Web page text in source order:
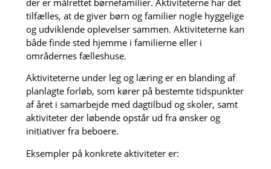
tilfælles, at de giver børn og familier nogle hyggelige
og udviklende oplevelser sammen. Aktiviteterne kan
både finde sted hjemme i familierne eller i
områdernes fælleshuse.
Aktiviteterne under leg og læring er en blanding af
planlagte forløb, som kører på bestemte tidspunkter
af året i samarbejde med dagtilbud og skoler, samt
aktiviteter der løbende opstår ud fra ønsker og
initiativer fra beboere.
Eksempler på konkrete aktiviteter er: